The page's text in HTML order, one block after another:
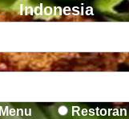
Indonesia
Menu Restoran